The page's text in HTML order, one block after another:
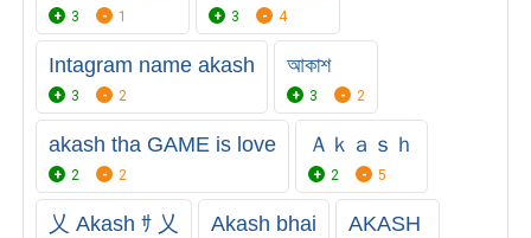
3 1 3 4
Intagram name akash
3 2
আকাশ
3 2
akash tha GAME is love
2 2
Ａｋａｓｈ
2 5
乂 Akash ｻ 乂 Akash bhai AKASH